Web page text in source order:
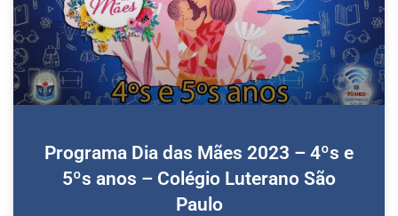
Programa Dia das Mães 2023 – 4ºs e
5ºs anos – Colégio Luterano São
Paulo